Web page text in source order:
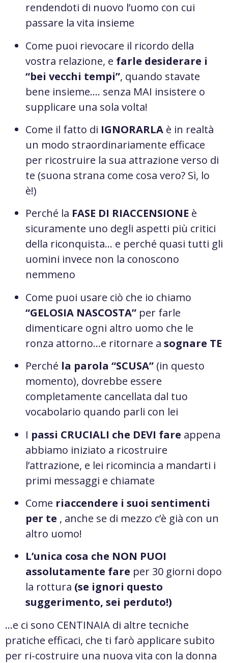
rendendoti di nuovo l’uomo con cui
passare la vita insieme
Come puoi rievocare il ricordo della
vostra relazione, e farle desiderare i
“bei vecchi tempi”, quando stavate
bene insieme…. senza MAI insistere o
supplicare una sola volta!
Come il fatto di IGNORARLA è in realtà
un modo straordinariamente efficace
per ricostruire la sua attrazione verso di
te (suona strana come cosa vero? Sì, lo
è!)
Perché la FASE DI RIACCENSIONE è
sicuramente uno degli aspetti più critici
della riconquista… e perché quasi tutti gli
uomini invece non la conoscono
nemmeno
Come puoi usare ciò che io chiamo
“GELOSIA NASCOSTA” per farle
dimenticare ogni altro uomo che le
ronza attorno…e ritornare a sognare TE
Perché la parola “SCUSA” (in questo
momento), dovrebbe essere
completamente cancellata dal tuo
vocabolario quando parli con lei
I passi CRUCIALI che DEVI fare appena
abbiamo iniziato a ricostruire
l’attrazione, e lei ricomincia a mandarti i
primi messaggi e chiamate
Come riaccendere i suoi sentimenti
per te , anche se di mezzo c’è già con un
altro uomo!
L’unica cosa che NON PUOI
assolutamente fare per 30 giorni dopo
la rottura (se ignori questo
suggerimento, sei perduto!)
…e ci sono CENTINAIA di altre tecniche
pratiche efficaci, che ti farò applicare subito
per ri-costruire una nuova vita con la donna